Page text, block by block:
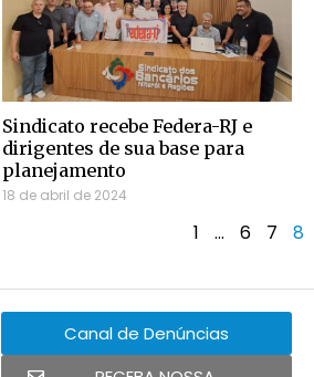
Sindicato recebe Federa-RJ e
dirigentes de sua base para
planejamento
18 de abril de 2024
1 … 6 7 8
Canal de Denúncias